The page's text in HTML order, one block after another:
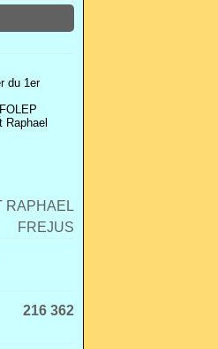
du 1er
Raphael
216 362